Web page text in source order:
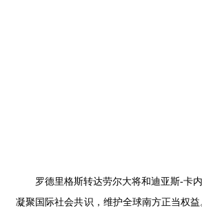
罗德里格斯转达劳尔大将和迪亚斯-卡
凝聚国际社会共识，维护全球南方正当权